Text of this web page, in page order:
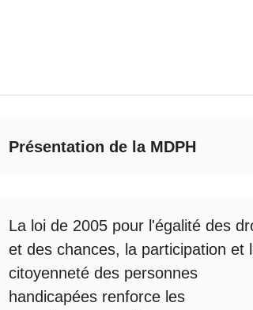
Présentation de la MDPH
La loi de 2005 pour l'égalité des
et des chances, la participation et
citoyenneté des personnes
handicapées renforce les